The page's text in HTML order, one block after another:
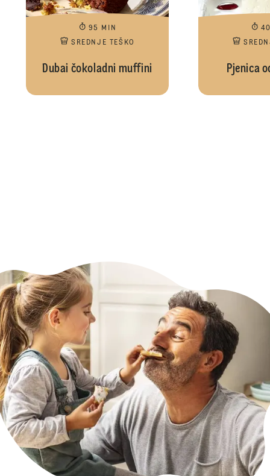
95 MIN
SREDNJE TEŠKO
Dubai čokoladni muffini Pjenica